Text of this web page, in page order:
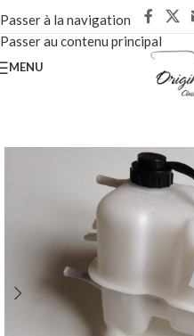
Passer à la navigation
Passer au contenu principal
MENU